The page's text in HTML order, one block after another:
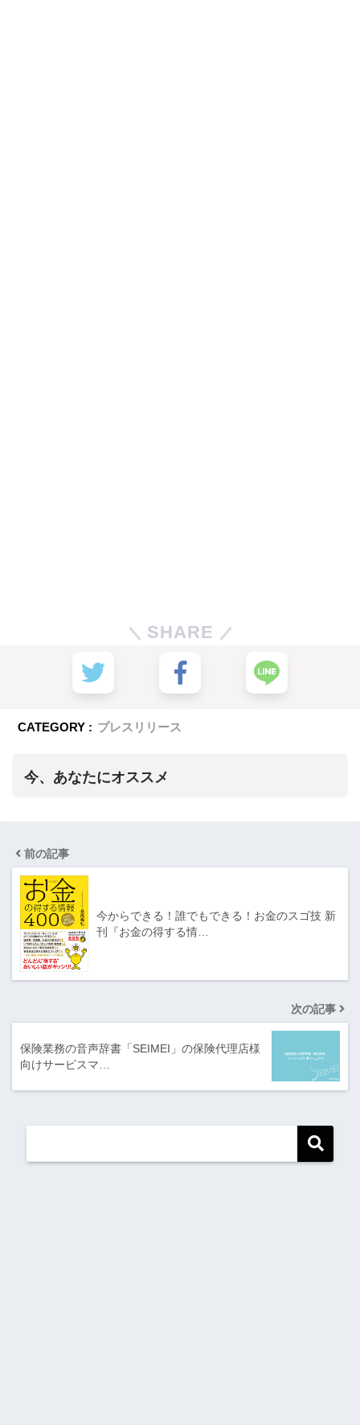
SHARE
CATEGORY : プレスリリース
今、あなたにオススメ
前の記事
今からできる！誰でもできる！お金のスゴ技 新
刊『お金の得する情…
次の記事
保険業務の音声辞書「SEIMEI」の保険代理店様
向けサービスマ…